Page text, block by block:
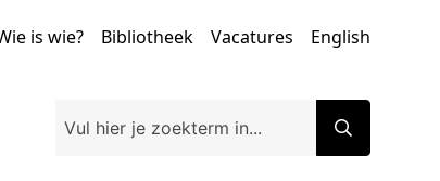
Wie is wie? Bibliotheek Vacatures English